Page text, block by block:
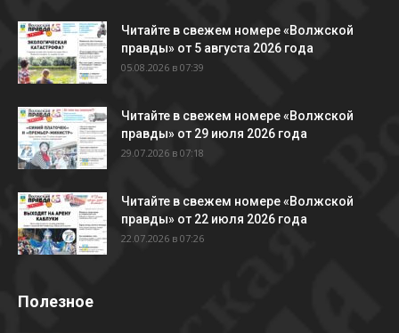
Читайте в свежем номере «Волжской
правды» от 5 августа 2026 года
05.08.2026 в 07:39
Читайте в свежем номере «Волжской
правды» от 29 июля 2026 года
29.07.2026 в 07:18
Читайте в свежем номере «Волжской
правды» от 22 июля 2026 года
22.07.2026 в 07:26
Полезное